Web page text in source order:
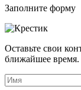
Заполните форму
Оставьте свои
ближайшее время.